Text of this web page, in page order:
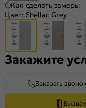
Как сделать замеры
Цвет: Shellac Grey
Закажите
Заказать звонок